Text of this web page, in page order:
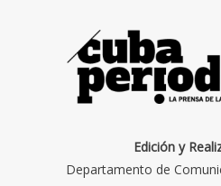
Edición y
Departamento de